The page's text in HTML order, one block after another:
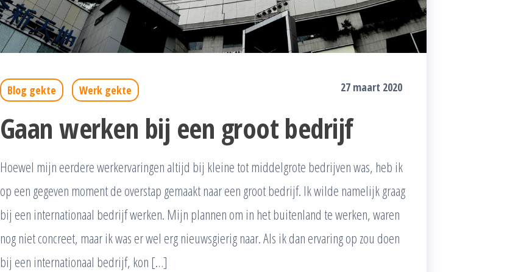
Blog gekte Werk gekte 27 maart 2020
Gaan werken bij een groot bedrijf
Hoewel mijn eerdere werkervaringen altijd bij kleine tot middelgrote bedrijven was, heb ik
op een gegeven moment de overstap gemaakt naar een groot bedrijf. Ik wilde namelijk graag
bij een internationaal bedrijf werken. Mijn plannen om in het buitenland te werken, waren
nog niet concreet, maar ik was er wel erg nieuwsgierig naar. Als ik dan ervaring op zou doen
bij een internationaal bedrijf, kon […]